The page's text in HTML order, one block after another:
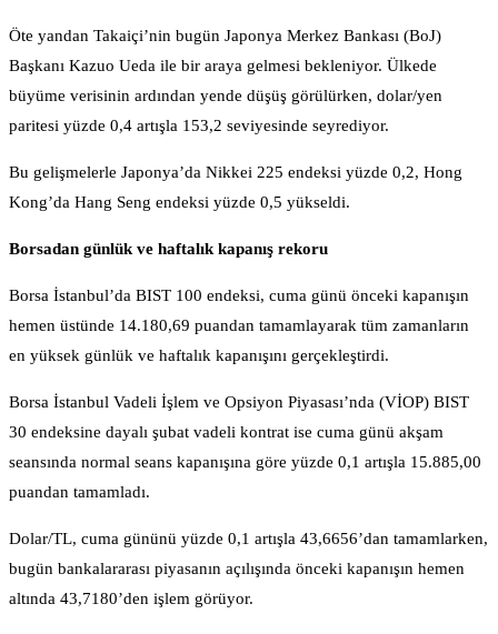
Öte yandan Takaiçi’nin bugün Japonya Merkez Bankası (BoJ)
Başkanı Kazuo Ueda ile bir araya gelmesi bekleniyor. Ülkede
büyüme verisinin ardından yende düşüş görülürken, dolar/yen
paritesi yüzde 0,4 artışla 153,2 seviyesinde seyrediyor.
Bu gelişmelerle Japonya’da Nikkei 225 endeksi yüzde 0,2, Hong
Kong’da Hang Seng endeksi yüzde 0,5 yükseldi.
Borsadan günlük ve haftalık kapanış rekoru
Borsa İstanbul’da BIST 100 endeksi, cuma günü önceki kapanışın
hemen üstünde 14.180,69 puandan tamamlayarak tüm zamanların
en yüksek günlük ve haftalık kapanışını gerçekleştirdi.
Borsa İstanbul Vadeli İşlem ve Opsiyon Piyasası’nda (VİOP) BIST
30 endeksine dayalı şubat vadeli kontrat ise cuma günü akşam
seansında normal seans kapanışına göre yüzde 0,1 artışla 15.885,00
puandan tamamladı.
Dolar/TL, cuma gününü yüzde 0,1 artışla 43,6656’dan tamamlarken,
bugün bankalararası piyasanın açılışında önceki kapanışın hemen
altında 43,7180’den işlem görüyor.